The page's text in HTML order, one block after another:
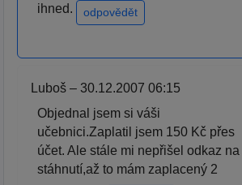
ihned.
odpovědět
Luboš – 30.12.2007 06:15
Objednal jsem si váši
učebnici.Zaplatil jsem 150 Kč přes
účet. Ale stále mi nepřišel odkaz na
stáhnutí,až to mám zaplacený 2